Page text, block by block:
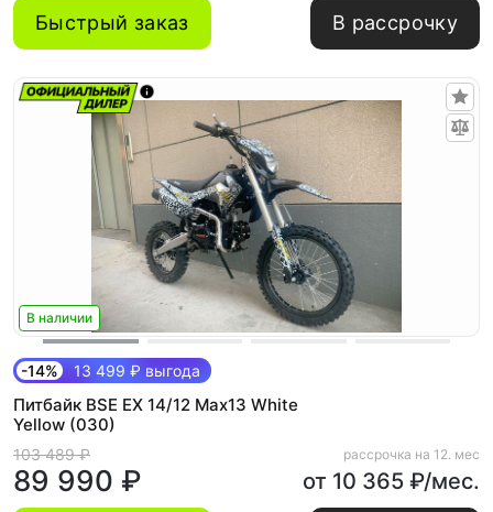
Быстрый заказ В рассрочку
В наличии
-14% 13 499 ₽ выгода
Питбайк BSE EX 14/12 Max13 White
Yellow (030)
103 489 ₽
89 990 ₽
рассрочка на 12. мес
от 10 365 ₽/мес.